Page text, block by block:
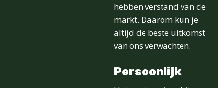
hebben verstand van de
markt. Daarom kun je
altijd de beste uitkomst
van ons verwachten.
Persoonlijk